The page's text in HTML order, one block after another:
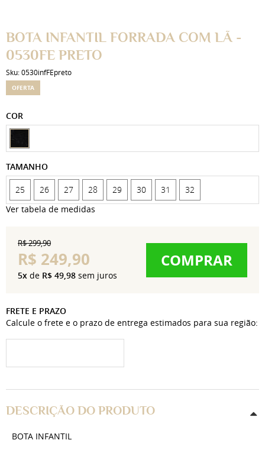
BOTA INFANTIL FORRADA COM LÃ -
0530FE PRETO
Sku:0530infFEpreto
OFERTA
COR
TAMANHO
25 26 27 28 29 30 31
32
Ver tabela de medidas
R$ 299,90
R$ 249,90
5x de R$ 49,98 sem juros
COMPRAR
FRETE E PRAZO
Calcule o frete e o prazo de entrega estimados para sua região:
DESCRIÇÃO DO PRODUTO
BOTA INFANTIL